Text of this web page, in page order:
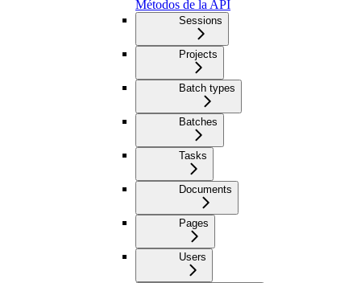
Métodos de la API
Sessions
Projects
Batch types
Batches
Tasks
Documents
Pages
Users